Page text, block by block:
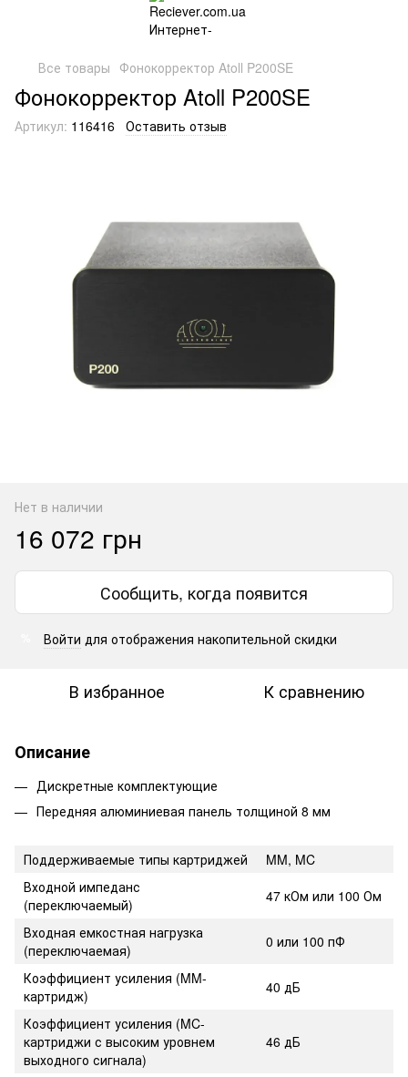
Все товары Фонокорректор Atoll P200SE
Фонокорректор Atoll P200SE
Артикул: 116416 Оставить отзыв
Нет в наличии
16 072 грн
Сообщить, когда появится
Войти для отображения накопительной скидки
В избранное К сравнению
Описание
Дискретные комплектующие
Передняя алюминиевая панель толщиной 8 мм
Поддерживаемые типы картриджей
MM, MC
Входной импеданс
(переключаемый)
47 кОм или 100 Ом
Входная емкостная нагрузка
(переключаемая)
0 или 100 пФ
Коэффициент усиления (MM-
картридж)
40 дБ
Коэффициент усиления (MC-
картриджи с высоким уровнем
выходного сигнала)
46 дБ